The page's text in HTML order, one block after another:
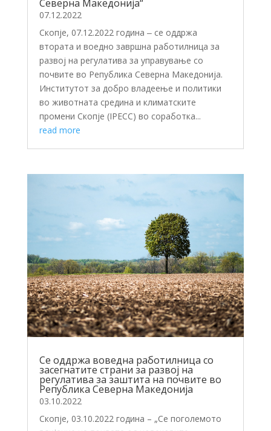
Северна Македонија“
07.12.2022
Скопје, 07.12.2022 година ‒ се оддржа
втората и воедно завршна работилница за
развој на регулатива за управување со
почвите во Република Северна Македонија.
Институтот за добро владеење и политики
во животната срединa и климатските
промени Скопје (IPECC) во соработка...
read more
Се оддржа воведна работилница со
засегнатите страни за развој на
регулатива за заштита на почвите во
Република Северна Македонија
03.10.2022
Скопје, 03.10.2022 година – „Се поголемото